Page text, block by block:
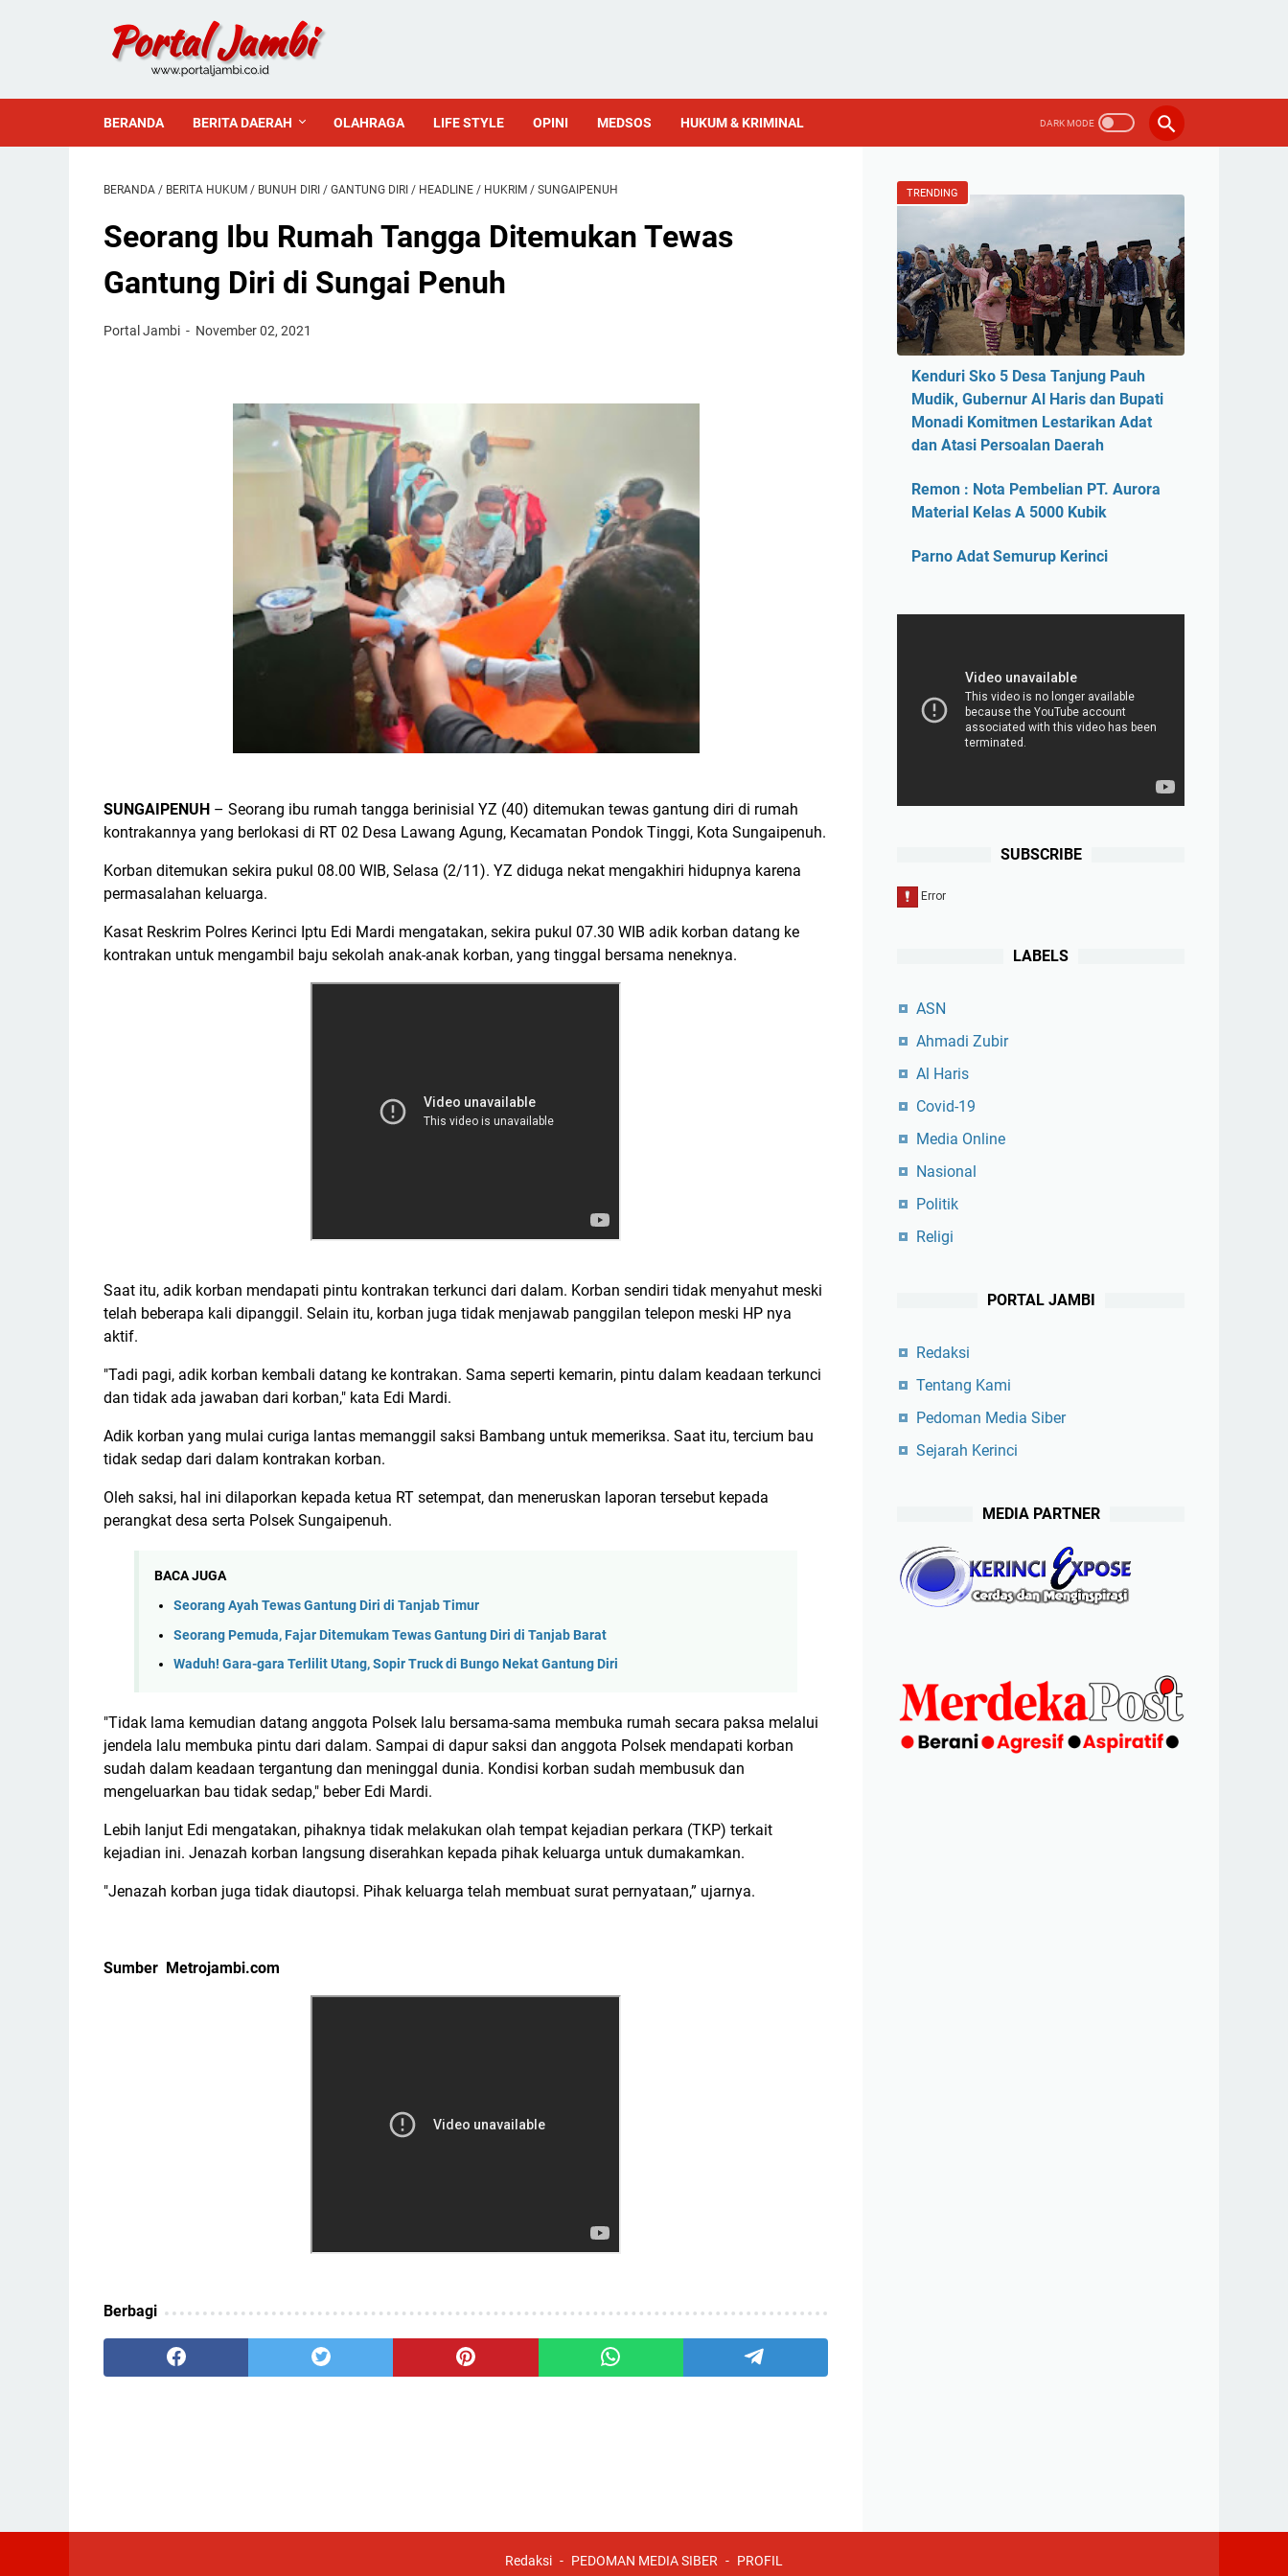
BERANDA BERITA DAERAH OLAHRAGA LIFE STYLE OPINI MEDSOS HUKUM & KRIMINAL
BERANDA / BERITA HUKUM / BUNUH DIRI / GANTUNG DIRI / HEADLINE / HUKRIM / SUNGAIPENUH
Seorang Ibu Rumah Tangga Ditemukan Tewas
Gantung Diri di Sungai Penuh
Portal Jambi November 02, 2021
SUNGAIPENUH – Seorang ibu rumah tangga berinisial YZ (40) ditemukan tewas gantung diri di rumah
kontrakannya yang berlokasi di RT 02 Desa Lawang Agung, Kecamatan Pondok Tinggi, Kota Sungaipenuh.
Korban ditemukan sekira pukul 08.00 WIB, Selasa (2/11). YZ diduga nekat mengakhiri hidupnya karena
permasalahan keluarga.
Kasat Reskrim Polres Kerinci Iptu Edi Mardi mengatakan, sekira pukul 07.30 WIB adik korban datang ke
kontrakan untuk mengambil baju sekolah anak-anak korban, yang tinggal bersama neneknya.
Saat itu, adik korban mendapati pintu kontrakan terkunci dari dalam. Korban sendiri tidak menyahut meski
telah beberapa kali dipanggil. Selain itu, korban juga tidak menjawab panggilan telepon meski HP nya
aktif.
"Tadi pagi, adik korban kembali datang ke kontrakan. Sama seperti kemarin, pintu dalam keadaan terkunci
dan tidak ada jawaban dari korban," kata Edi Mardi.
Adik korban yang mulai curiga lantas memanggil saksi Bambang untuk memeriksa. Saat itu, tercium bau
tidak sedap dari dalam kontrakan korban.
Oleh saksi, hal ini dilaporkan kepada ketua RT setempat, dan meneruskan laporan tersebut kepada
perangkat desa serta Polsek Sungaipenuh.
BACA JUGA
Seorang Ayah Tewas Gantung Diri di Tanjab Timur
Seorang Pemuda, Fajar Ditemukam Tewas Gantung Diri di Tanjab Barat
Waduh! Gara-gara Terlilit Utang, Sopir Truck di Bungo Nekat Gantung Diri
"Tidak lama kemudian datang anggota Polsek lalu bersama-sama membuka rumah secara paksa melalui
jendela lalu membuka pintu dari dalam. Sampai di dapur saksi dan anggota Polsek mendapati korban
sudah dalam keadaan tergantung dan meninggal dunia. Kondisi korban sudah membusuk dan
mengeluarkan bau tidak sedap," beber Edi Mardi.
Lebih lanjut Edi mengatakan, pihaknya tidak melakukan olah tempat kejadian perkara (TKP) terkait
kejadian ini. Jenazah korban langsung diserahkan kepada pihak keluarga untuk dumakamkan.
"Jenazah korban juga tidak diautopsi. Pihak keluarga telah membuat surat pernyataan,” ujarnya.
Sumber Metrojambi.com
Berbagi
TRENDING
Kenduri Sko 5 Desa Tanjung Pauh
Mudik, Gubernur Al Haris dan Bupati
Monadi Komitmen Lestarikan Adat
dan Atasi Persoalan Daerah
Remon : Nota Pembelian PT. Aurora
Material Kelas A 5000 Kubik
Parno Adat Semurup Kerinci
SUBSCRIBE
LABELS
ASN
Ahmadi Zubir
Al Haris
Covid-19
Media Online
Nasional
Politik
Religi
PORTAL JAMBI
Redaksi
Tentang Kami
Pedoman Media Siber
Sejarah Kerinci
MEDIA PARTNER
Redaksi PEDOMAN MEDIA SIBER PROFIL